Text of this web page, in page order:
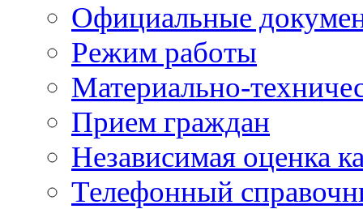
Официальные
Режим работы
Материально-
Прием граждан
Независимая оценка
Телефонный